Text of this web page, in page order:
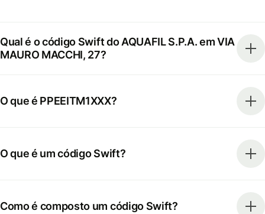
Qual é o código Swift do AQUAFIL S.P.A. em VIA
MAURO MACCHI, 27?
O que é PPEEITM1XXX?
O que é um código Swift?
Como é composto um código Swift?